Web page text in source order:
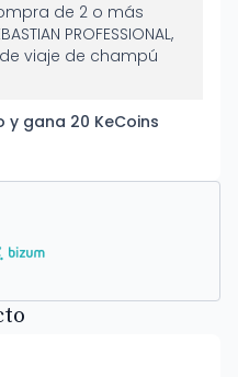
de 2 o más
PROFESSIONAL,
viaje de champú
gana 20 KeCoins